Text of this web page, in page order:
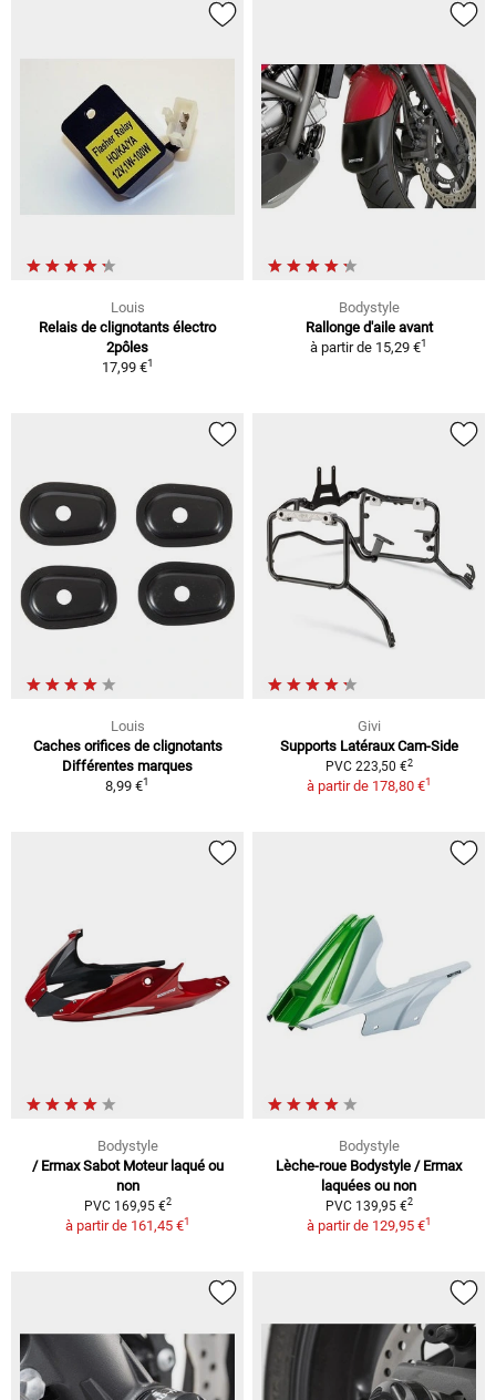
Louis
Relais de clignotants électro
2pôles
17,99 €1
Bodystyle
Rallonge d'aile avant
à partir de 15,29 €1
Louis
Caches orifices de clignotants
Différentes marques
8,99 €1
Givi
Supports Latéraux Cam-Side
PVC 223,50 €2
à partir de 178,80 €1
Bodystyle
/ Ermax Sabot Moteur laqué ou
non
PVC 169,95 €2
à partir de 161,45 €1
Bodystyle
Lèche-roue Bodystyle / Ermax
laquées ou non
PVC 139,95 €2
à partir de 129,95 €1